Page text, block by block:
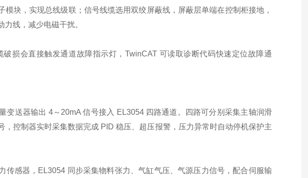
模块，实现总线级联；信号线缆选用双绞屏蔽线，屏蔽层单端在控制柜接地，
线，减少电磁干扰。
损会直接触发通道故障指示灯，TwinCAT 可读取诊断代码快速定位故障通
变送器输出 4～20mA 信号接入 EL3054 四路通道。四路可分别采集主轴润滑
，控制器实时采集数据完成 PID 稳压、超压报警，压力异常时自动停机保护主
传感器，EL3054 同步采集物料张力、气缸气压、气源压力信号，配合伺服输